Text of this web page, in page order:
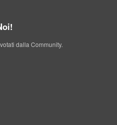
dalla Community.